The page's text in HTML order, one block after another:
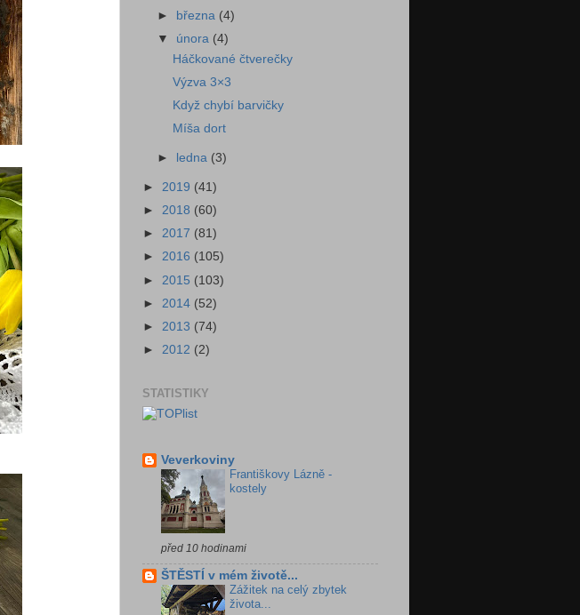
►
března (4)
▼ února (4)
Háčkované čtverečky
Výzva 3×3
Když chybí barvičky
Míša dort
► ledna (3)
► 2019 (41)
► 2018 (60)
► 2017 (81)
► 2016 (105)
► 2015 (103)
► 2014 (52)
► 2013 (74)
► 2012 (2)
STATISTIKY
Veverkoviny
Františkovy Lázně -
kostely
před 10 hodinami
ŠTĚSTÍ v mém životě...
Zážitek na celý zbytek
života...